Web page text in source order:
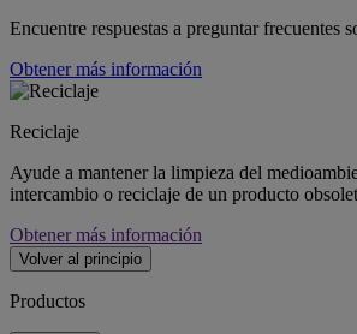
Encuentre respuestas a preguntar frecuentes
Obtener más información
Reciclaje
Ayude a mantener la limpieza del
intercambio o reciclaje de un producto
Obtener más información
Volver al principio
Productos